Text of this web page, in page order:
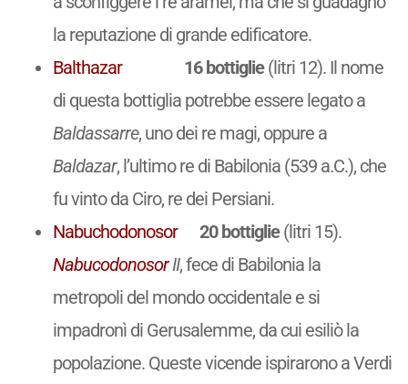
la reputazione di grande edificatore.
Balthazar
16 bottiglie(litri 12). Il nome
di questa bottiglia potrebbe essere legato a
Baldassarre, uno dei re magi, oppure a
Baldazar, l’ultimo re di Babilonia (539 a.C.), che
fu vinto da Ciro, re dei Persiani.
Nabuchodonosor
20 bottiglie(litri 15).
NabucodonosorII, fece di Babilonia la
metropoli del mondo occidentale e si
impadronì di Gerusalemme, da cui esiliò la
popolazione. Queste vicende ispirarono a Verdi